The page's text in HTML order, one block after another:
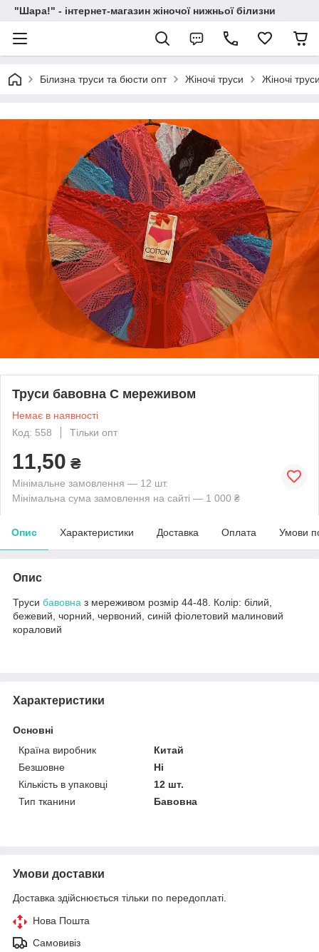
"Шара!" - інтернет-магазин жіночої нижньої білизни
Білизна труси та бюсти опт Жіночі труси Жіночі
Труси бавовна С мереживом
Немає в наявності
Код: 558
Тільки опт
11,50 ₴
Мінімальне замовлення — 12 шт.
Мінімальна сума замовлення на сайті — 1 000 ₴
Опис Характеристики Доставка Оплата Умови
Опис
Труси бавовна з мереживом розмір 44-48. Колір: білий,
бежевий, чорний, червоний, синій фіолетовий малиновий
кораловий
Характеристики
Основні
Країна виробник
Китай
Безшовне
Ні
Кількість в упаковці
12 шт.
Тип тканини
Бавовна
Умови доставки
Доставка здійснюється тільки по передоплаті.
Нова Пошта
Самовивіз